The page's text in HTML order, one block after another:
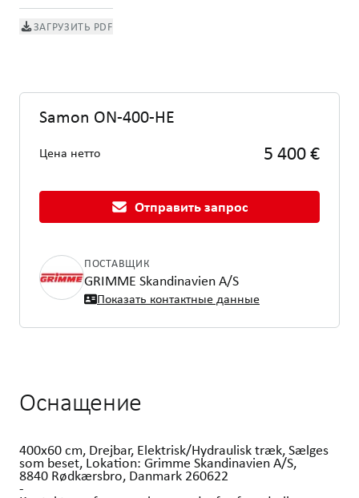
ЗАГРУЗИТЬ PDF
Samon ON-400-HE
Цена нетто 5 400 €
Отправить запрос
ПОСТАВЩИК
GRIMME Skandinavien A/S
Показать контактные данные
Оснащение
400x60 cm, Drejbar, Elektrisk/Hydraulisk træk, Sælges
som beset, Lokation: Grimme Skandinavien A/S,
8840 Rødkærsbro, Danmark 260622
-